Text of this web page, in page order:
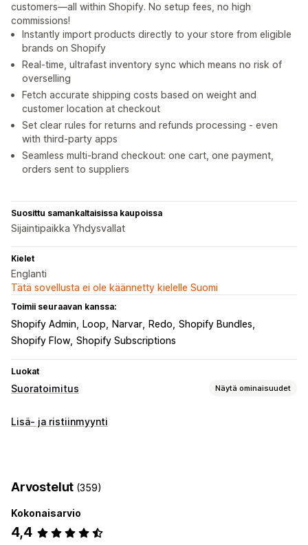
customers—all within Shopify. No setup fees, no high
commissions!
Instantly import products directly to your store from eligible
brands on Shopify
Real-time, ultrafast inventory sync which means no risk of
overselling
Fetch accurate shipping costs based on weight and
customer location at checkout
Set clear rules for returns and refunds processing - even
with third-party apps
Seamless multi-brand checkout: one cart, one payment,
orders sent to suppliers
Suosittu samankaltaisissa kaupoissa
Sijaintipaikka Yhdysvallat
Kielet
Englanti
Tätä sovellusta ei ole käännetty kielelle Suomi
Toimii seuraavan kanssa:
Shopify Admin Loop Narvar Redo Shopify Bundles
Shopify Flow Shopify Subscriptions
Luokat
Suoratoimitus Näytä ominaisuudet
Myytävät tuotteet
Lelut ja pelit Vauvatuotteet
Lemmikkieläintuotteet
Laitteistot
Autotarvikkeet
Lisä- ja ristiinmyynti
Arvostelut (359)
Kokonaisarvio
4,4